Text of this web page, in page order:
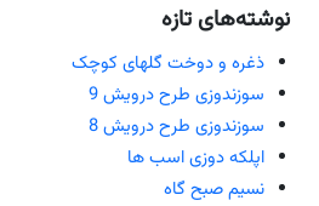
نوشته‌های تازه
ذغره و دوخت گلهای کوچک
سوزندوزی طرح درویش 9
سوزندوزی طرح درویش 8
اپلکه دوزی اسب ها
نسیم صبح گاه